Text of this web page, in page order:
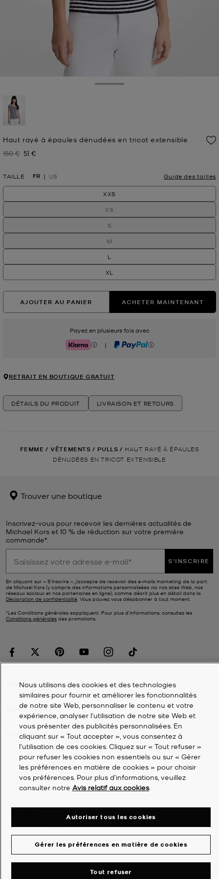
Haut rayé à épaules dénudées en tricot extensible
Prix initial
150 € Prix actuel
51 €
TAILLE FR US Guide des tailles
XXS
XS
S
M
L
XL
AJOUTER AU PANIER ACHETER MAINTENANT
Payez en plusieurs fois avec
Klarna | PayPal
RETRAIT EN BOUTIQUE GRATUIT
DÉTAILS DU PRODUIT LIVRAISON ET RETOURS
FEMME / VÊTEMENTS / PULLS / HAUT RAYÉ À ÉPAULES
DÉNUDÉES EN TRICOT EXTENSIBLE
Trouver une boutique
Inscrivez-vous pour recevoir les dernières actualités de
Michael Kors et 10 % de réduction sur votre première
commande*.
S'INSCRIRE
En cliquant sur « S’inscrire », j’accepte de recevoir des e-mails marketing de la part
de Michael Kors (y compris des informations personnalisées via nos sites Web, nos
réseaux sociaux et nos partenaires en ligne), comme décrit plus en détail dans la
Déclaration de confidentialité. Vous pouvez vous désabonner à tout moment.
*Les Conditions générales sappliquent. Pour plus d’informations, consultez les
Conditions générales des promotions.
SERVICE À LA CLIENTÈLE
MON COMPTE
ENTREPRISE
2026Michael Kors
Déclaration de confidentialité
Énoncé d'accessibilité
Nous utilisons des cookies et des technologies
similaires pour fournir et améliorer les fonctionnalités
de notre site Web, personnaliser le contenu et votre
expérience, analyser l'utilisation de notre site Web et
vous présenter des publicités personnalisées. En
cliquant sur « Tout accepter », vous consentez à
l’utilisation de ces cookies. Cliquez sur « Tout refuser »
pour refuser les cookies non essentiels ou sur « Gérer
les préférences en matière de cookies » pour choisir
vos préférences. Pour plus d’informations, veuillez
consulter notre Avis relatif aux cookies.
Gérer les préférences en matière de cookies
Tout refuser
Autoriser tous les cookies